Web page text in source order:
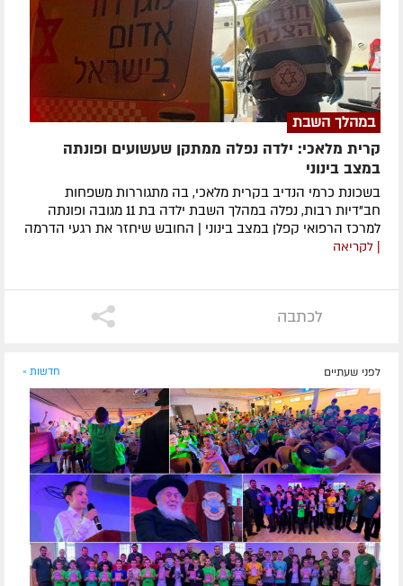
במהלך השבת
קרית מלאכי: ילדה נפלה ממתקן שעשועים ופונתה
במצב בינוני
בשכונת כרמי הנדיב בקרית מלאכי, בה מתגוררות משפחות
חב"דיות רבות, נפלה במהלך השבת ילדה בת 11 מגובה ופונתה
למרכז הרפואי קפלן במצב בינוני | החובש שיחזר את רגעי הדרמה
| לקריאה
לכתבה
לפני שעתיים חדשות »